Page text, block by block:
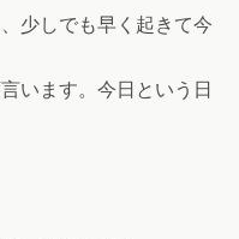
少しでも早く起きて今
います。今日という日